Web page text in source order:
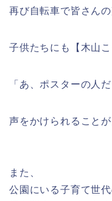
再び自転車で皆さん
子供たちにも【木山
「あ、ポスターの人だ
声をかけられること
また、
公園にいる子育て世